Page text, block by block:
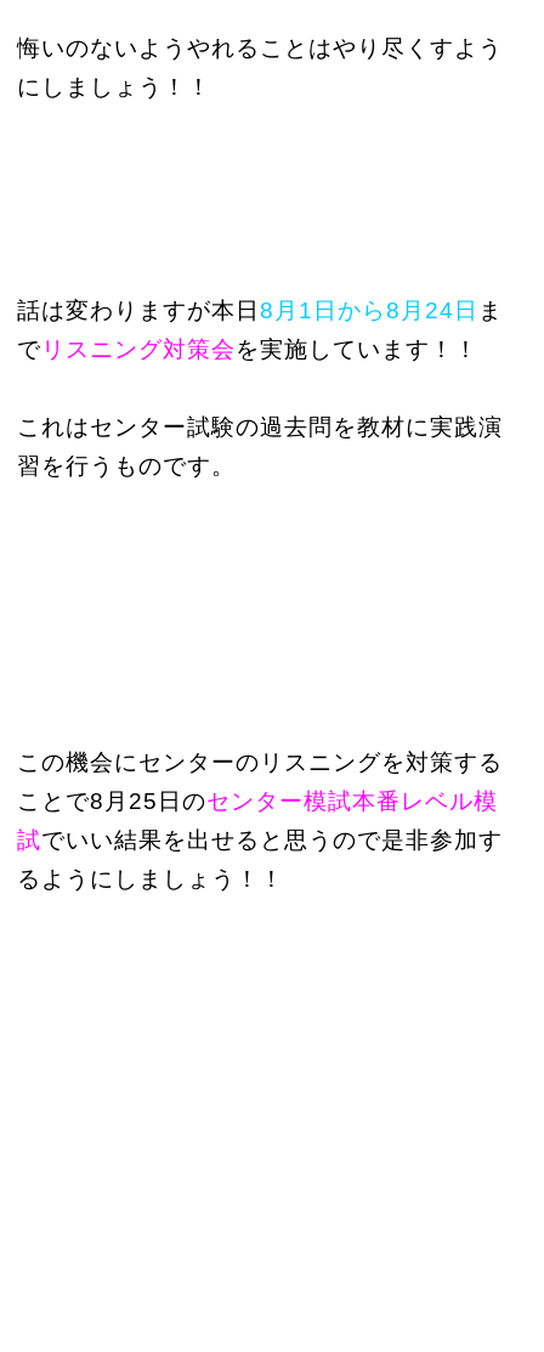
悔いのないようやれることはやり尽くすよう
にしましょう！！
話は変わりますが本日 8月1日から8月24日 ま
で リスニング対策会を実施しています！！
これはセンター試験の過去問を教材に実践演
習を行うものです。
この機会にセンターのリスニングを対策する
ことで8月25日のセンター模試本番レベル模
試でいい結果を出せると思うので是非参加す
るようにしましょう！！